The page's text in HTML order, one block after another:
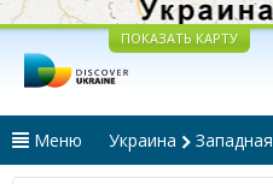
ПОКАЗАТЬ КАРТУ
Меню Украина Западная